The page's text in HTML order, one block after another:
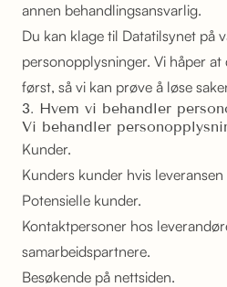
annen behandlingsansvarlig.
Du kan klage til Datatilsynet på
personopplysninger. Vi håper
først, så vi kan prøve å løse
3. Hvem vi behandler
Vi behandler
Kunder.
Kunders kunder hvis
Potensielle kunder.
Kontaktpersoner hos
samarbeidspartnere.
Besøkende på nettsiden.